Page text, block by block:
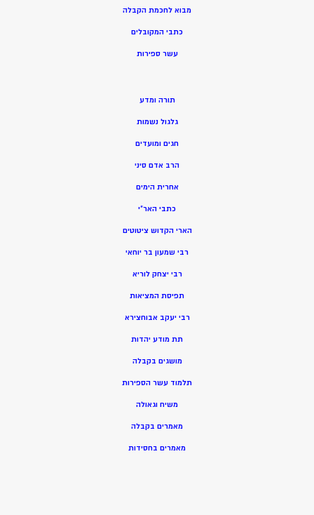
מבוא לחכמת הקבלה
כתבי המקובלים
עשר ספירות
תורה ומדע
גלגול נשמות
חגים ומועדים
הרב אדם סיני
אחרית הימים
כתבי האר”י
הארי הקדוש ציטוטים
רבי שמעון בר יוחאי
רבי יצחק לוריא
תפיסת המציאות
רבי יעקב אבוחצירא
תת מודע יהדות
מושגים בקבלה
תלמוד עשר הספירות
משיח וגאולה
מאמרים בקבלה
מאמרים בחסידות